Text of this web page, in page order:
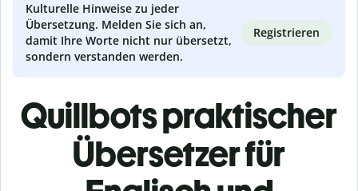
Kulturelle Hinweise zu jeder
Übersetzung. Melden Sie sich an,
damit Ihre Worte nicht nur übersetzt,
sondern verstanden werden.
Registrieren
Quillbots praktischer
Übersetzer für